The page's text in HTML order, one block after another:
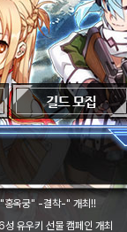
홍옥궁" -결착-" 개최!!
유우키 선물 캠페인 개최